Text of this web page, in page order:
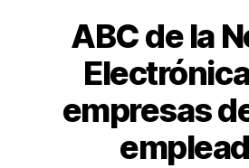
ABC de la
empresas